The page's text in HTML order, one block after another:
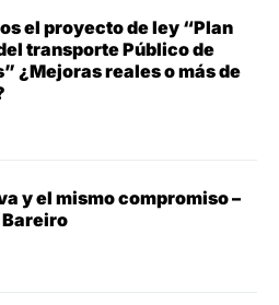
el proyecto de ley “Plan
transporte Público de
¿Mejoras reales o más de
y el mismo compromiso –